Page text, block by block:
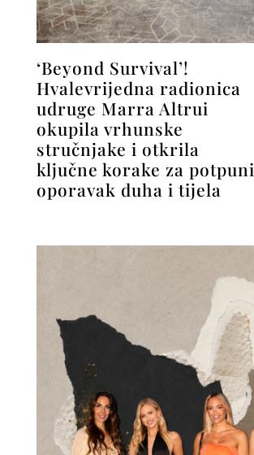
‘Beyond Survival’!
Hvalevrijedna radionica
udruge Marra Altrui
okupila vrhunske
stručnjake i otkrila
ključne korake za potpuni
oporavak duha i tijela